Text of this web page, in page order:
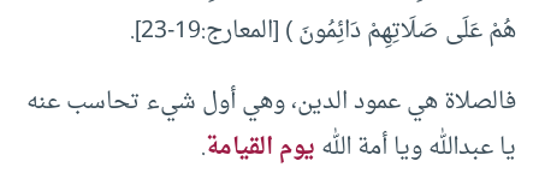
هُمْ عَلَى صَلَاتِهِمْ دَائِمُونَ ) [المعارج:19-23].
فالصلاة هي عمود الدين، وهي أول شيء تحاسب عنه
يا عبدالله ويا أمة اللهيوم القيامة.